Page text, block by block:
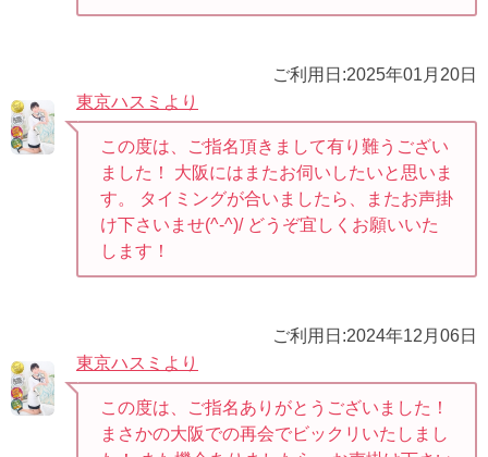
ご利用日:2025年01月20日
東京ハスミより
この度は、ご指名頂きまして有り難うござい
ました！ 大阪にはまたお伺いしたいと思いま
す。 タイミングが合いましたら、またお声掛
け下さいませ(⁠^⁠-⁠^⁠)/ どうぞ宜しくお願いいた
します！
ご利用日:2024年12月06日
東京ハスミより
この度は、ご指名ありがとうございました！
まさかの大阪での再会でビックリいたしまし